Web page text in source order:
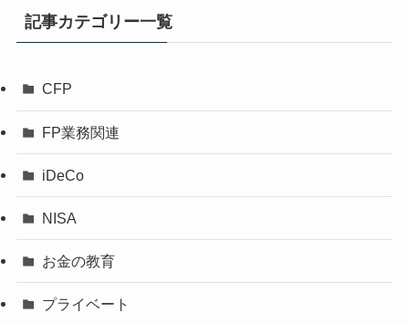
記事カテゴリー一覧
CFP
FP業務関連
iDeCo
NISA
お金の教育
プライベート